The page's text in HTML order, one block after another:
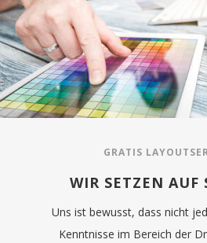
GRATIS
WIR SETZEN AUF
Uns ist bewusst, dass nicht
Kenntnisse im Bereich der